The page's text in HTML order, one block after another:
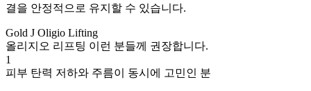
결을 안정적으로 유지할 수 있습니다.
Gold J Oligio Lifting
올리지오 리프팅 이런 분들께 권장합니다.
1
피부 탄력 저하와 주름이 동시에 고민인 분